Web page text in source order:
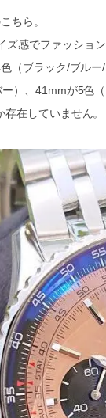
ちら。
感でファッショ
（ブラック/ブル
）、41mmが5色
在していません。